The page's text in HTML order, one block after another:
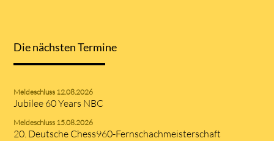
Die nächsten Termine
Meldeschluss 12.08.2026
Jubilee 60 Years NBC
Meldeschluss 15.08.2026
20. Deutsche Chess960-Fernschachmeisterschaft